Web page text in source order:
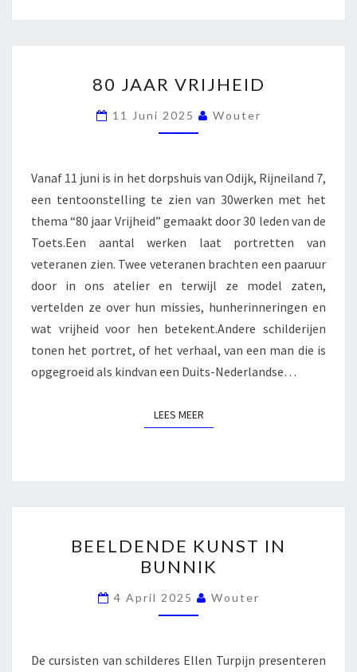
JAAR
VRIJHEID
80 JAAR VRIJHEID
11 Juni 2025 Wouter
Vanaf 11 juni is in het dorpshuis van Odijk, Rijneiland 7,
een tentoonstelling te zien van 30werken met het
thema “80 jaar Vrijheid” gemaakt door 30 leden van de
Toets.Een aantal werken laat portretten van
veteranen zien. Twee veteranen brachten een paaruur
door in ons atelier en terwijl ze model zaten,
vertelden ze over hun missies, hunherinneringen en
wat vrijheid voor hen betekent.Andere schilderijen
tonen het portret, of het verhaal, van een man die is
opgegroeid als kindvan een Duits-Nederlandse…
LEES MEERLEES MEER
KUNST
IN
BUNNIK
BEELDENDE KUNST IN
BUNNIK
4 April 2025 Wouter
De cursisten van schilderes Ellen Turpijn presenteren